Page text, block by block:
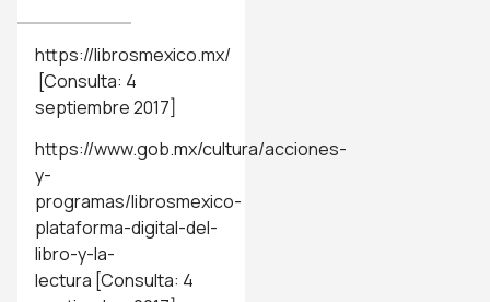
https://librosmexico.mx/
[Consulta: 4
septiembre 2017]
https://www.gob.mx/cultura/acciones-
y-
programas/librosmexico-
plataforma-digital-del-
libro-y-la-
lectura [Consulta: 4